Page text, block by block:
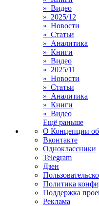
» Видео
» 2025/12
» Новости
» Статьи
» Аналитика
» Книги
» Видео
» 2025/11
» Новости
» Статьи
» Аналитика
» Книги
» Видео
Ещё раньше
О Концепции
Вконтакте
Одноклассники
Telegram
Дзен
Политика
Поддержка
Реклама